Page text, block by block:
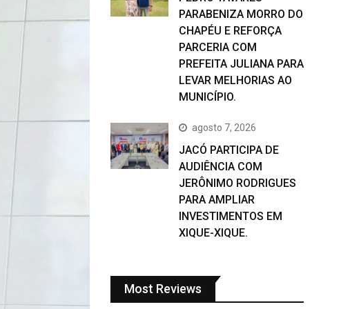
PARABENIZA MORRO DO
CHAPÉU E REFORÇA
PARCERIA COM
PREFEITA JULIANA PARA
LEVAR MELHORIAS AO
MUNICÍPIO.
agosto 7, 2026
JACÓ PARTICIPA DE
AUDIÊNCIA COM
JERÔNIMO RODRIGUES
PARA AMPLIAR
INVESTIMENTOS EM
XIQUE-XIQUE.
Most Reviews